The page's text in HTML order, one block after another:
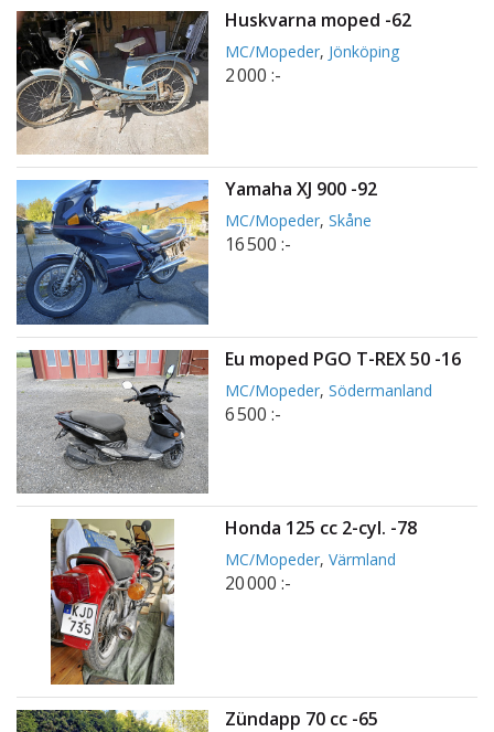
Huskvarna moped -62
MC/Mopeder, Jönköping
2 000 :-
Yamaha XJ 900 -92
MC/Mopeder,Skåne
16 500 :-
Eu moped PGO T-REX 50 -16
MC/Mopeder,Södermanland
6 500 :-
Honda 125 cc 2-cyl. -78
MC/Mopeder,Värmland
20 000 :-
Zündapp 70 cc -65